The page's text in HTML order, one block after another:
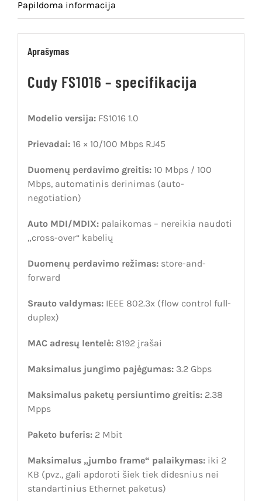
Papildoma informacija
Aprašymas
Cudy FS1016 – specifikacija
Modelio versija:FS1016 1.0
Prievadai:16 × 10/100 Mbps RJ45
Duomenų perdavimo greitis:10 Mbps / 100
Mbps, automatinis derinimas (auto-
negotiation)
Auto MDI/MDIX:palaikomas – nereikia naudoti
„cross-over“ kabelių
Duomenų perdavimo režimas:store-and-
forward
Srauto valdymas:IEEE 802.3x (flow control full-
duplex)
MAC adresų lentelė:8192 įrašai
Maksimalus jungimo pajėgumas:3.2 Gbps
Maksimalus paketų persiuntimo greitis:2.38
Mpps
Paketo buferis:2 Mbit
Maksimalus „jumbo frame“ palaikymas:iki 2
KB (pvz., gali apdoroti šiek tiek didesnius nei
standartinius Ethernet paketus)